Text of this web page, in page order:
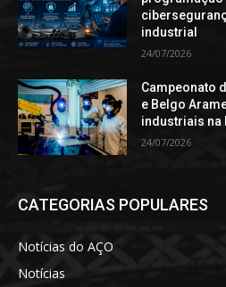
industrial
24/07/2026
Campeonato
e Belgo
industriais na
24/07/2026
CATEGORIAS POPULARES
Notícias do AÇO
Notícias